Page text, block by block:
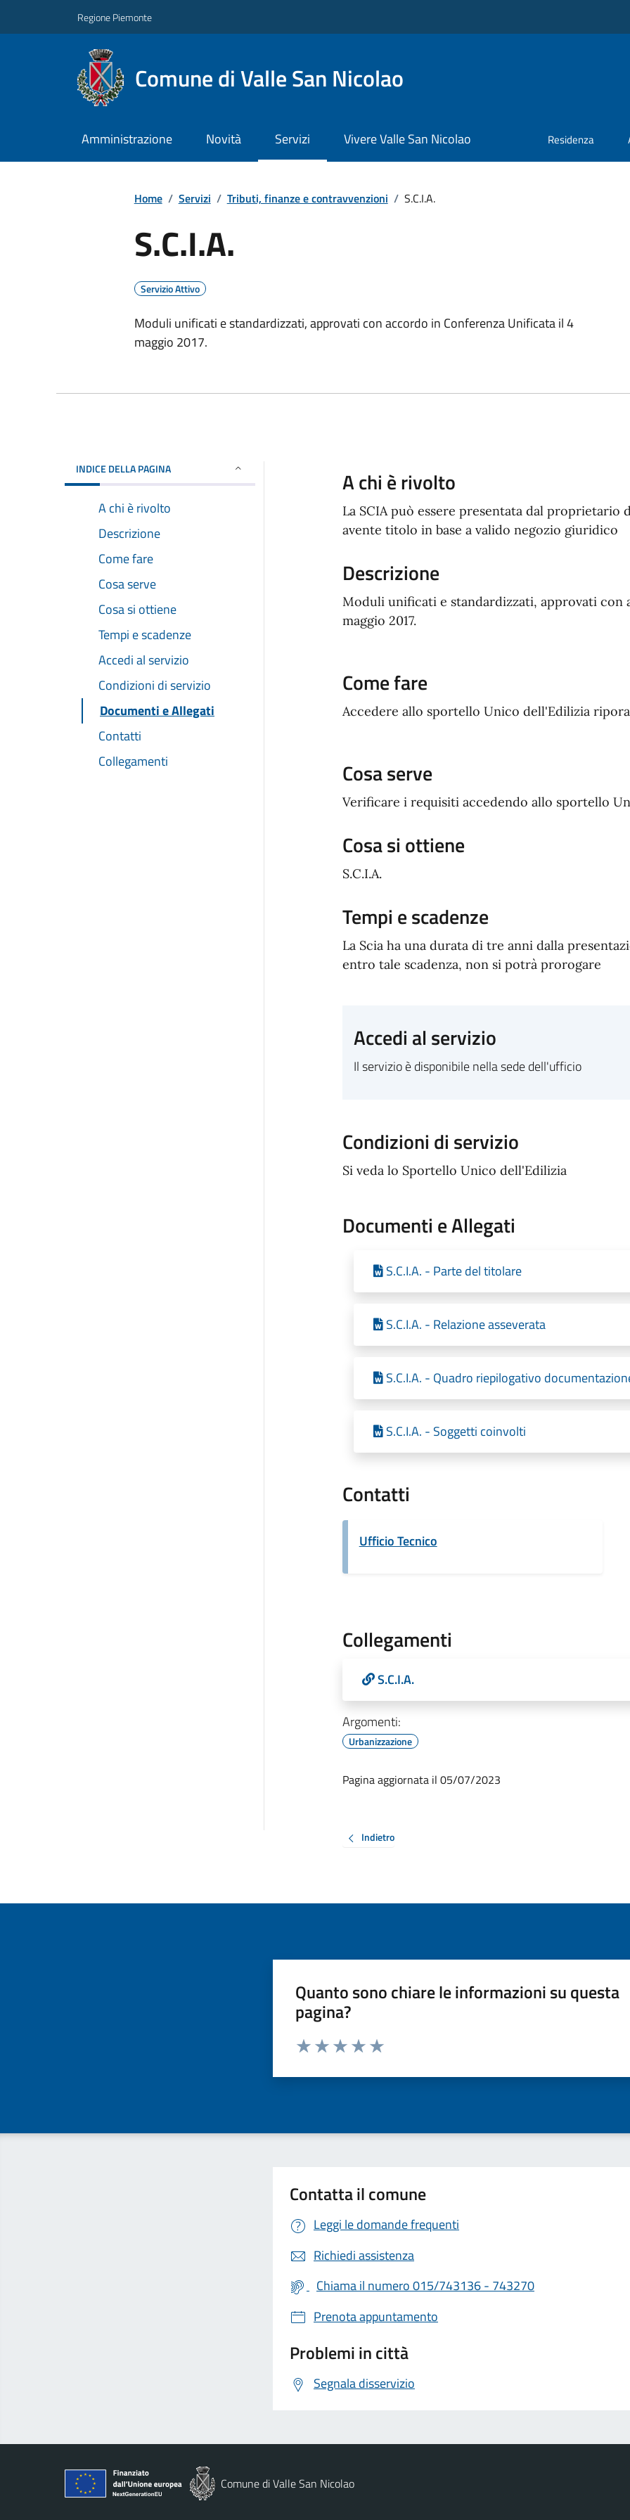
Regione Piemonte
Comune di Valle San Nicolao
Amministrazione Novità Servizi Vivere Valle San Nicolao Residenza
Home / Servizi / Tributi, finanze e contravvenzioni / S.C.I.A.
S.C.I.A.
Servizio Attivo
Moduli unificati e standardizzati, approvati con accordo in Conferenza Unificata il 4
maggio 2017.
INDICE DELLA PAGINA
A chi è rivolto
Descrizione
Come fare
Cosa serve
Cosa si ottiene
Tempi e scadenze
Accedi al servizio
Condizioni di servizio
Documenti e Allegati
Contatti
Collegamenti
A chi è rivolto
La SCIA può essere presentata dal
avente titolo in base a valido negozio giuridico
Descrizione
Moduli unificati e standardizzati, approvati con
maggio 2017.
Come fare
Accedere allo sportello Unico dell'Edilizia
Cosa serve
Verificare i requisiti accedendo allo sportello
Cosa si ottiene
S.C.I.A.
Tempi e scadenze
La Scia ha una durata di tre anni dalla
entro tale scadenza, non si potrà prorogare
Accedi al servizio
Il servizio è disponibile nella sede dell'ufficio
Condizioni di servizio
Si veda lo Sportello Unico dell'Edilizia
Documenti e Allegati
S.C.I.A. - Parte del titolare
S.C.I.A. - Relazione asseverata
S.C.I.A. - Quadro riepilogativo
S.C.I.A. - Soggetti coinvolti
Contatti
Ufficio Tecnico
Collegamenti
S.C.I.A.
Argomenti:
Urbanizzazione
Pagina aggiornata il 05/07/2023
Indietro
Quanto sono chiare le informazioni su questa
pagina?
Valuta da 1 a 5 stelle la pagina
Contatta il comune
Leggi le domande frequenti
Richiedi assistenza
Chiama il numero 015/743136 - 743270
Prenota appuntamento
Problemi in città
Segnala disservizio
Comune di Valle San Nicolao